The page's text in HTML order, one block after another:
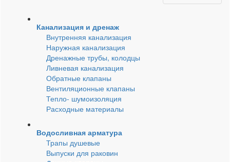
Канализация и дренаж
Внутренняя канализация
Наружная канализация
Дренажные трубы, колодцы
Ливневая канализация
Обратные клапаны
Вентиляционные клапаны
Тепло- шумоизоляция
Расходные материалы
Водосливная арматура
Трапы душевые
Выпуски для раковин